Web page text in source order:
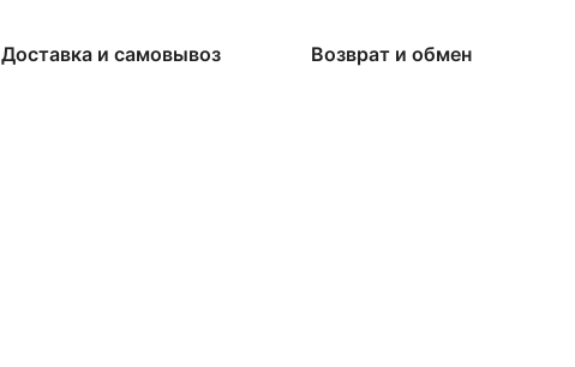
Доставка и самовывоз Возврат и обмен